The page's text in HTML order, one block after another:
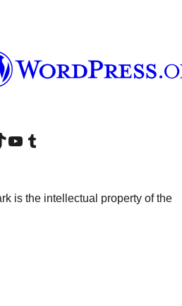
账号访问我们的 YouTube 频道 访问我们的 Tumblr 账号
is the intellectual property of the